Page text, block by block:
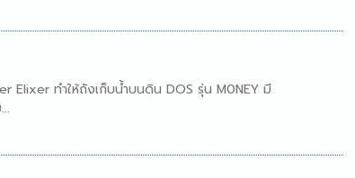
Elixer ทำให้ถังเก็บน้ำบนดิน DOS รุ่น M0NEY มี